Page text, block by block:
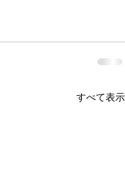
すべて表示